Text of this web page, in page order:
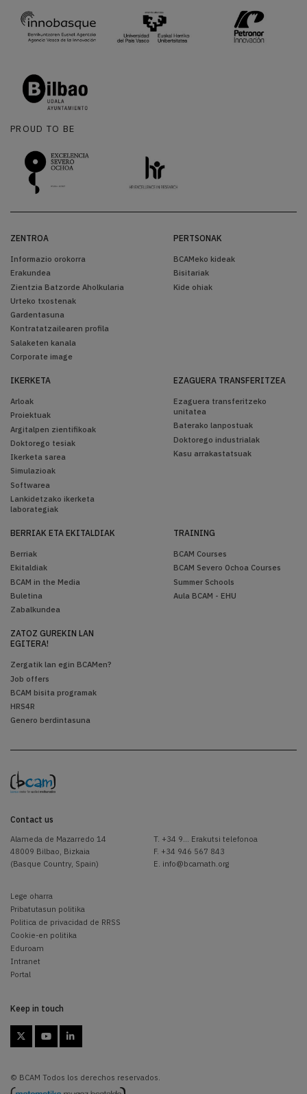
PROUD TO BE
ZENTROA
Informazio orokorra
Erakundea
Zientzia Batzorde Aholkularia
Urteko txostenak
Gardentasuna
Kontratatzailearen profila
Salaketen kanala
Corporate image
PERTSONAK
BCAMeko kideak
Bisitariak
Kide ohiak
IKERKETA
Arloak
Proiektuak
Argitalpen zientifikoak
Doktorego tesiak
Ikerketa sarea
Simulazioak
Softwarea
Lankidetzako ikerketa
laborategiak
EZAGUERA TRANSFERITZEA
Ezaguera transferitzeko
unitatea
Baterako lanpostuak
Doktorego industrialak
Kasu arrakastatsuak
BERRIAK ETA EKITALDIAK
Berriak
Ekitaldiak
BCAM in the Media
Buletina
Zabalkundea
TRAINING
BCAM Courses
BCAM Severo Ochoa Courses
Summer Schools
Aula BCAM - EHU
ZATOZ GUREKIN LAN
EGITERA!
Zergatik lan egin BCAMen?
Job offers
BCAM bisita programak
HRS4R
Genero berdintasuna
Contact us
Alameda de Mazarredo 14
48009 Bilbao, Bizkaia
(Basque Country, Spain)
T. +34 9... Erakutsi telefonoa
F. +34 946 567 843
E. info@bcamath.org
Lege oharra
Pribatutasun politika
Politica de privacidad de RRSS
Cookie-en politika
Eduroam
Intranet
Portal
Keep in touch
  
© BCAM Todos los derechos reservados.